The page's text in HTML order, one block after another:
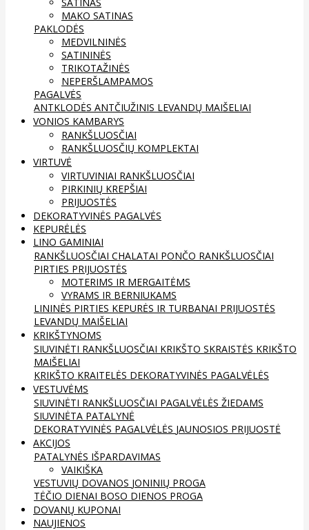
MAKO SATINAS
PAKLODĖS
MEDVILNINĖS
SATININĖS
TRIKOTAŽINĖS
NEPERŠLAMPAMOS
PAGALVĖS
ANTKLODĖS ANTČIUŽINIS LEVANDŲ MAIŠELIAI
VONIOS KAMBARYS
RANKŠLUOSČIAI
RANKŠLUOSČIŲ KOMPLEKTAI
VIRTUVĖ
VIRTUVINIAI RANKŠLUOSČIAI
PIRKINIŲ KREPŠIAI
PRIJUOSTĖS
DEKORATYVINĖS PAGALVĖS
KEPURĖLĖS
LINO GAMINIAI
RANKŠLUOSČIAI CHALATAI PONČO RANKŠLUOSČIAI
PIRTIES PRIJUOSTĖS
MOTERIMS IR MERGAITĖMS
VYRAMS IR BERNIUKAMS
LININĖS PIRTIES KEPURĖS IR TURBANAI PRIJUOSTĖS
LEVANDŲ MAIŠELIAI
KRIKŠTYNOMS
SIUVINĖTI RANKŠLUOSČIAI KRIKŠTO SKRAISTĖS KRIKŠTO
MAIŠELIAI
KRIKŠTO KRAITELĖS DEKORATYVINĖS PAGALVĖLĖS
VESTUVĖMS
SIUVINĖTI RANKŠLUOSČIAI PAGALVĖLĖS ŽIEDAMS
SIUVINĖTA PATALYNĖ
DEKORATYVINĖS PAGALVĖLĖS JAUNOSIOS PRIJUOSTĖ
AKCIJOS
PATALYNĖS IŠPARDAVIMAS
VAIKIŠKA
VESTUVIŲ DOVANOS JONINIŲ PROGA
TĖČIO DIENAI BOSO DIENOS PROGA
DOVANŲ KUPONAI
NAUJIENOS